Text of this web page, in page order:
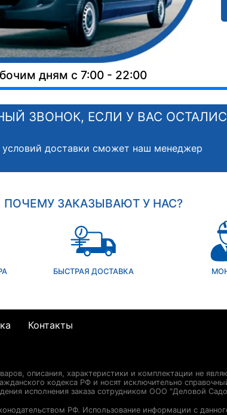
дням с 7:00 - 22:00
ЗВОНОК, ЕСЛИ У ВАС
доставки сможет наш менеджер
ПОЧЕМУ ЗАКАЗЫВАЮТ У НАС?
БЫСТРАЯ ДОСТАВКА
Контакты
описания, характеристики и комплектации не
кодекса РФ и носят исключительно
исполнения заказа сотрудником ООО "Деловой
РФ. Использование информации с